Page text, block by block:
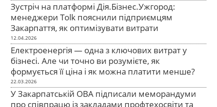
Зустріч на платформі Дія.Бізнес.Ужгород:
менеджери Tolk пояснили підприємцям
Закарпаття, як оптимізувати витрати
12.04.2026
Електроенергія — одна з ключових витрат у
бізнесі. Але чи точно ви розумієте, як
формується її ціна і як можна платити менше?
22.03.2026
У Закарпатській ОВА підписали меморандуми
про співпрацю із закладами профтехосвіти та